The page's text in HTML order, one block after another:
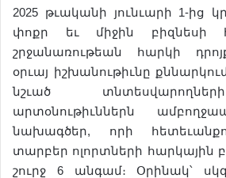
2025 թւականի յունւարի 1-ից
փոքր եւ միջին բիզնեսի
շրջանառութեան հարկի
օրւայ իշխանութիւնը
նշւած
արտօնութիւններն
նախագծեր, որի
տարբեր ոլորտների հարկային
շուրջ 6 անգամ։ Օրինակ՝